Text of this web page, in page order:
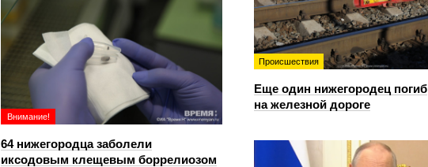
Происшествия
Еще один нижегородец погиб
на железной дороге
Внимание!
64 нижегородца заболели
иксодовым клещевым боррелиозом